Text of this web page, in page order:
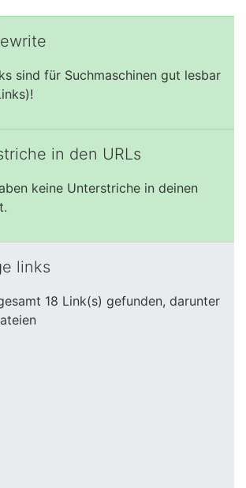
sind für Suchmaschinen gut lesbar
in den URLs
keine Unterstriche in deinen
links
18 Link(s) gefunden, darunter